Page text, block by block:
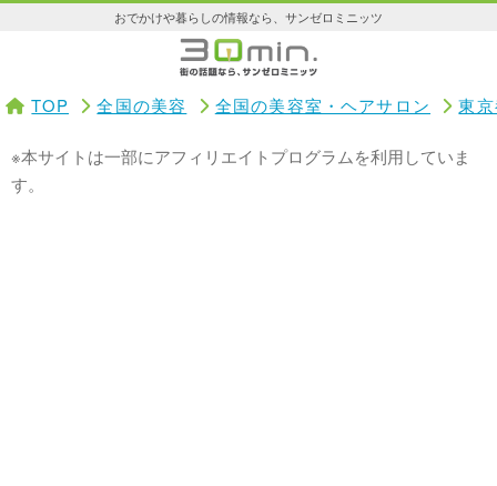
おでかけや暮らしの情報なら、サンゼロミニッツ
TOP 全国の美容 全国の美容室・ヘアサロン 東
※本サイトは一部にアフィリエイトプログラムを利用していま
す。